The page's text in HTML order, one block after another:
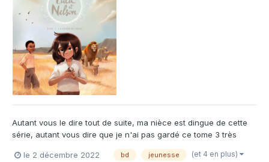
Autant vous le dire tout de suite, ma nièce est dingue de cette
série, autant vous dire que je n'ai pas gardé ce tome 3 très
Mon verdict est dans la même lignée, c'est de la très belle BD
le 2 décembre 2022 bd jeunesse (et 4 en plus)